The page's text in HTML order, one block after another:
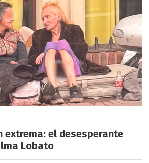
extrema: el desesperante
Lobato